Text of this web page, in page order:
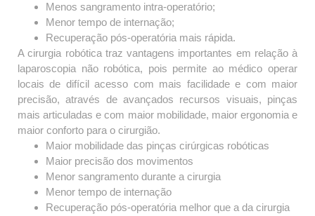
Menos sangramento intra-operatório;
Menor tempo de internação;
Recuperação pós-operatória mais rápida.
A cirurgia robótica traz vantagens importantes em relação à
laparoscopia não robótica, pois permite ao médico operar
locais de difícil acesso com mais facilidade e com maior
precisão, através de avançados recursos visuais, pinças
mais articuladas e com maior mobilidade, maior ergonomia e
maior conforto para o cirurgião.
Maior mobilidade das pinças cirúrgicas robóticas
Maior precisão dos movimentos
Menor sangramento durante a cirurgia
Menor tempo de internação
Recuperação pós-operatória melhor que a da cirurgia